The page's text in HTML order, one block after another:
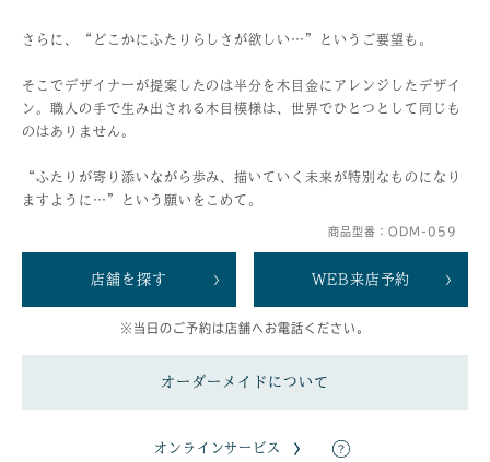
さらに、“どこかにふたりらしさが欲しい…”というご要望も。
そこでデザイナーが提案したのは半分を木目金にアレンジしたデザイ
ン。職人の手で生み出される木目模様は、世界でひとつとして同じも
のはありません。
“ふたりが寄り添いながら歩み、描いていく未来が特別なものになり
ますように…”という願いをこめて。
商品型番：ODM-059
店舗を探す WEB来店予約
※当日のご予約は店舗へお電話ください。
オーダーメイドについて
オンラインサービス